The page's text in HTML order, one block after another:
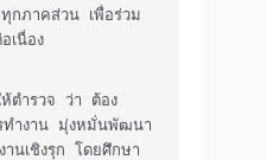
กภาคส่วน เพื่อร่วม
อเนื่อง
ตำรวจ ว่า ต้อง
ทำงาน มุ่งหมั่นพัฒนา
านเชิงรุก โดยศึกษา